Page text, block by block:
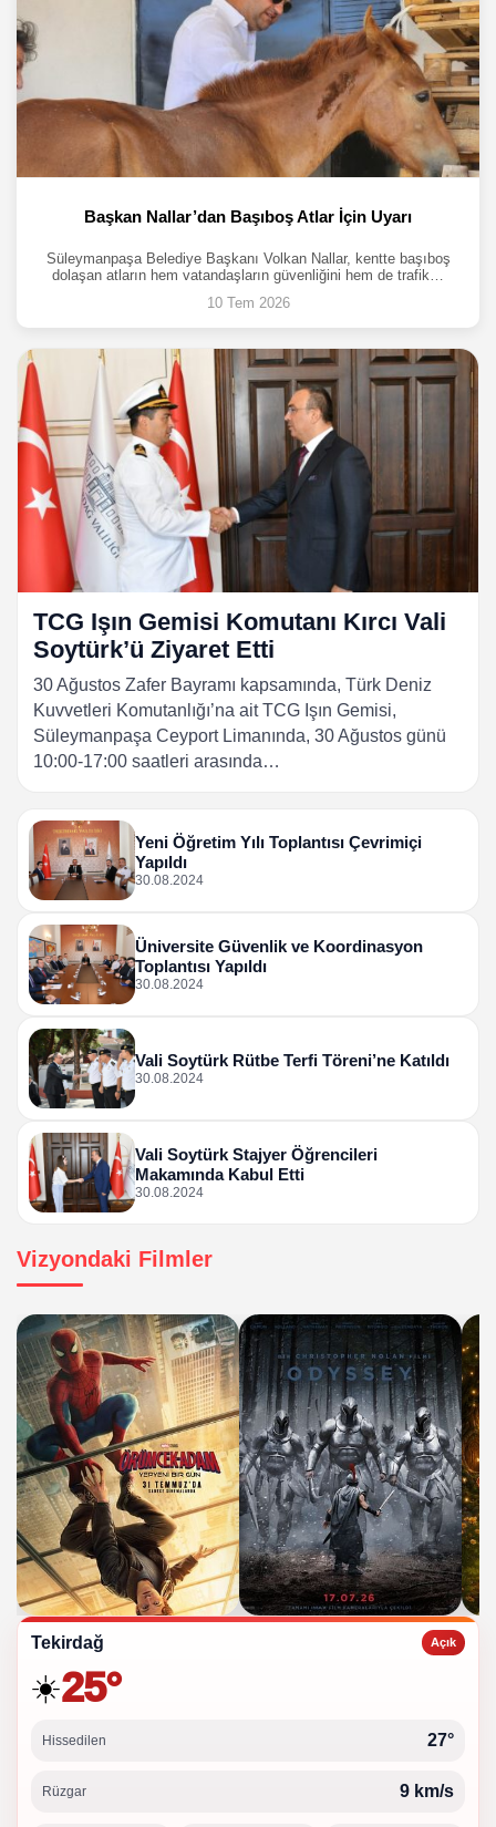
Başkan Nallar’dan Başıboş Atlar İçin Uyarı
Süleymanpaşa Belediye Başkanı Volkan Nallar, kentte başıboş
dolaşan atların hem vatandaşların güvenliğini hem de trafik…
10 Tem 2026
TCG Işın Gemisi Komutanı Kırcı Vali
Soytürk’ü Ziyaret Etti
30 Ağustos Zafer Bayramı kapsamında, Türk Deniz
Kuvvetleri Komutanlığı’na ait TCG Işın Gemisi,
Süleymanpaşa Ceyport Limanında, 30 Ağustos günü
10:00-17:00 saatleri arasında…
Yeni Öğretim Yılı Toplantısı Çevrimiçi
Yapıldı
30.08.2024
Üniversite Güvenlik ve Koordinasyon
Toplantısı Yapıldı
30.08.2024
Vali Soytürk Rütbe Terfi Töreni’ne Katıldı
30.08.2024
Vali Soytürk Stajyer Öğrencileri
Makamında Kabul Etti
30.08.2024
Vizyondaki Filmler
Tekirdağ Açık
☀️25°
Hissedilen 27°
Rüzgar 9 km/s